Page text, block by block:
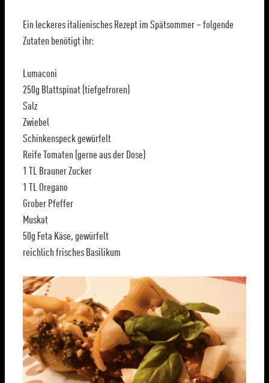
Ein leckeres italienisches Rezept im Spätsommer – folgende
Zutaten benötigt ihr:
Lumaconi
250g Blattspinat (tiefgefroren)
Salz
Zwiebel
Schinkenspeck gewürfelt
Reife Tomaten (gerne aus der Dose)
1 TL Brauner Zucker
1 TL Oregano
Grober Pfeffer
Muskat
50g Feta Käse, gewürfelt
reichlich frisches Basilikum